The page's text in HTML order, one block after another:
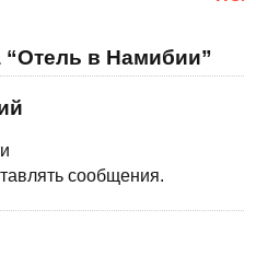
“Отель в Намибии”
сообщения.